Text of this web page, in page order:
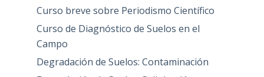
Curso breve sobre Periodismo Científico
Curso de Diagnóstico de Suelos en el
Campo
Degradación de Suelos: Contaminación